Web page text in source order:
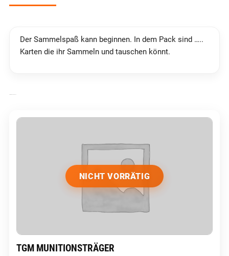
Der Sammelspaß kann beginnen. In dem Pack sind …..
Karten die ihr Sammeln und tauschen könnt.
NICHT VORRÄTIG
TGM MUNITIONSTRÄGER